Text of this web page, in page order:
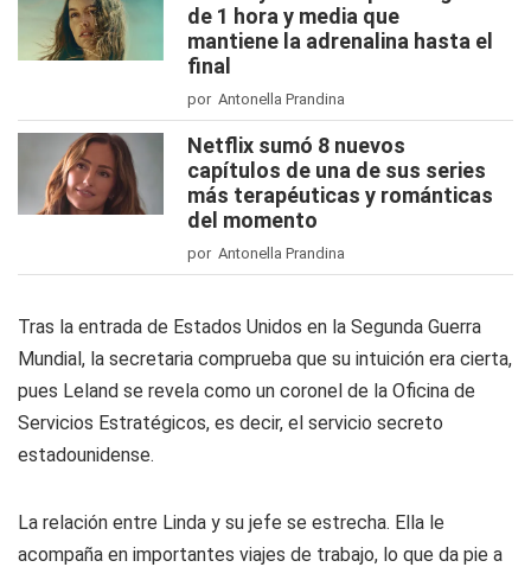
de 1 hora y media que
mantiene la adrenalina hasta el
final
por Antonella Prandina
Netflix sumó 8 nuevos
capítulos de una de sus series
más terapéuticas y románticas
del momento
por Antonella Prandina
Tras la entrada de Estados Unidos en la Segunda Guerra
Mundial, la secretaria comprueba que su intuición era cierta,
pues Leland se revela como un coronel de la Oficina de
Servicios Estratégicos, es decir, el servicio secreto
estadounidense.
La relación entre Linda y su jefe se estrecha. Ella le
acompaña en importantes viajes de trabajo, lo que da pie a